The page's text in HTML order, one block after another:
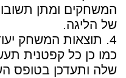
המשחקים ומתן
של הליגה.
4. תוצאות המשחק
כמו כן כל קפטנית
שלה ותעדכן בטופס